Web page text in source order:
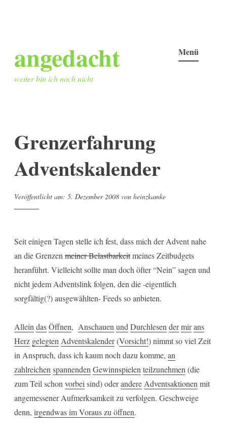
springen
angedacht
weiter bin ich noch nicht
Menü
Grenzerfahrung
Adventskalender
Veröffentlicht am: 5. Dezember 2008 von heinzkamke
Seit einigen Tagen stelle ich fest, dass mich der Advent nahe
an die Grenzen meiner Belastbarkeitmeines Zeitbudgets
heranführt. Vielleicht sollte man doch öfter “Nein” sagen und
nicht jedem Adventslink folgen, den die -eigentlich
sorgfältig(?) ausgewählten- Feeds so anbieten.
Allein dasÖffnen, Anschauen und Durchlesen dermirans
Herz gelegten Adventskalender(Vorsicht!) nimmt so viel Zeit
in Anspruch, dass ich kaum noch dazu komme, an
zahlreichen spannenden Gewinnspielen teilzunehmen (die
zum Teil schon vorbei sind) oderandere Adventsaktionen mit
angemessener Aufmerksamkeit zu verfolgen. Geschweige
denn, irgendwas im Voraus zu öffnen.